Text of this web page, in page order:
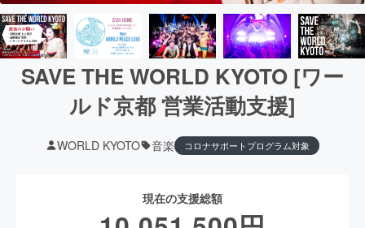
SAVE THE WORLD KYOTO [ワー
ルド京都 営業活動支援]
WORLD KYOTO 音楽 コロナサポートプログラム対象
現在の支援総額